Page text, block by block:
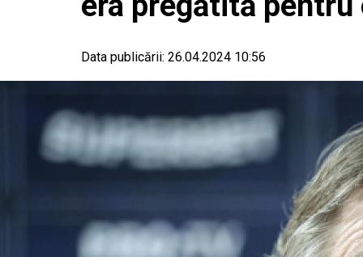
Data publicării: 26.04.2024 10:56